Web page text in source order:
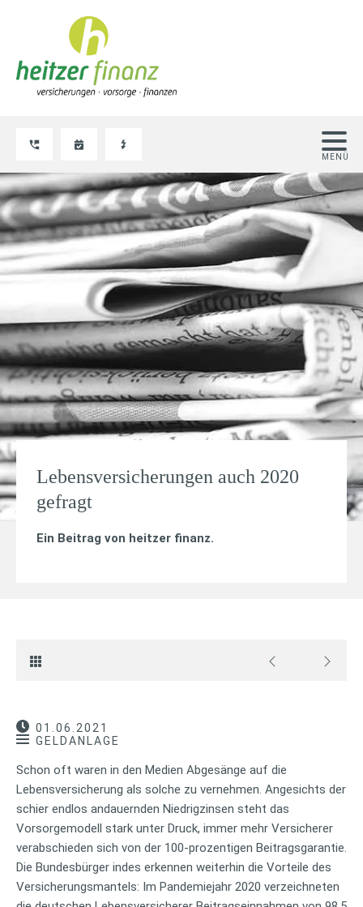
Lebensversicherungen auch 2020
gefragt
Ein Beitrag von heitzer finanz.
01.06.2021
GELDANLAGE
Schon oft waren in den Medien Abgesänge auf die
Lebensversicherung als solche zu vernehmen. Angesichts der
schier endlos andauernden Niedrigzinsen steht das
Vorsorgemodell stark unter Druck, immer mehr Versicherer
verabschieden sich von der 100-prozentigen Beitragsgarantie.
Die Bundesbürger indes erkennen weiterhin die Vorteile des
Versicherungsmantels: Im Pandemiejahr 2020 verzeichneten